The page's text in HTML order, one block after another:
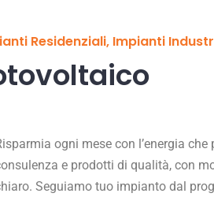
Residenziali, Impianti
ogni mese con l’energia
e prodotti di qualità, con
Seguiamo tuo impianto dal